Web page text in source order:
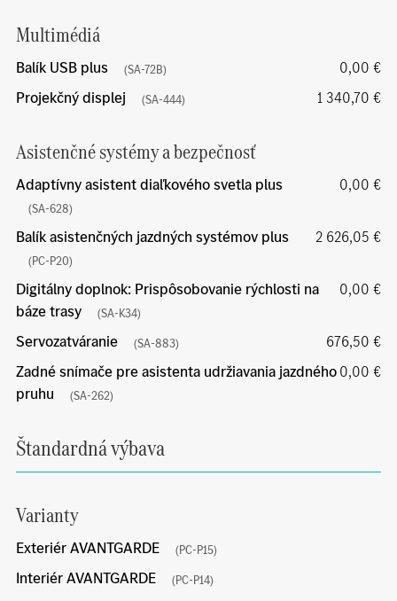
Multimédiá
Balík USB plus (SA-72B)
0,00 €
Projekčný displej
(SA-444) 1 340,70 €
Asistenčné systémy a bezpečnosť
Adaptívny asistent diaľkového svetla plus
(SA-628)
0,00 €
Balík asistenčných jazdných systémov plus
(PC-P20)
2 626,05 €
Digitálny doplnok: Prispôsobovanie rýchlosti na
báze trasy
(SA-K34)
0,00 €
Servozatváranie (SA-883)
676,50 €
Zadné snímače pre asistenta udržiavania jazdného
pruhu
(SA-262)
0,00 €
Štandardná výbava
Varianty
Exteriér AVANTGARDE (PC-P15)
Interiér AVANTGARDE (PC-P14)